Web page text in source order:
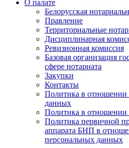
О палате
Белорусская
Правление
Территориальные
Дисциплинарная
Ревизионная комиссия
Базовая организация
сфере нотариата
Закупки
Контакты
Политика в отношении
данных
Политика в отношении
Политика первичной
аппарата БНП в
персональных данных